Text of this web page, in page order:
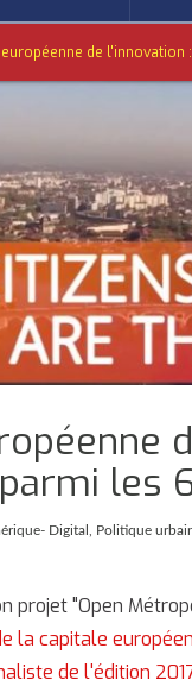
ACTUALITÉ DE L'UNION EUROPÉENNE, ACTUALITÉ DE LA REPRÉSENTATION D’OCCITANIE EUROPE,
européenne de
les
Digital Politique
projet "Open
la capitale
de l'édition